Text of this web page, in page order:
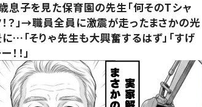
息子を見た保育園の先生「何そのTシャ
？」→職員全員に激震が走ったまさかの光
…「そりゃ先生も大興奮するはず」「すげ
！！」